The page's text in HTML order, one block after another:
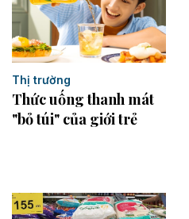
Thị trường
Thức uống thanh mát
"bỏ túi" của giới trẻ